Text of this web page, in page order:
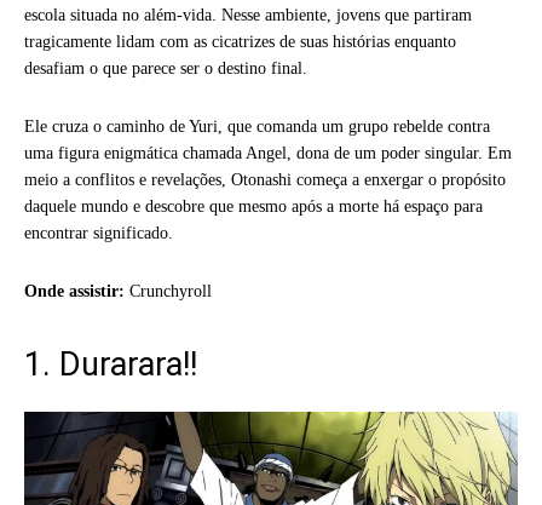
escola situada no além-vida. Nesse ambiente, jovens que partiram
tragicamente lidam com as cicatrizes de suas histórias enquanto
desafiam o que parece ser o destino final.
Ele cruza o caminho de Yuri, que comanda um grupo rebelde contra
uma figura enigmática chamada Angel, dona de um poder singular. Em
meio a conflitos e revelações, Otonashi começa a enxergar o propósito
daquele mundo e descobre que mesmo após a morte há espaço para
encontrar significado.
Onde assistir: Crunchyroll
1. Durarara!!